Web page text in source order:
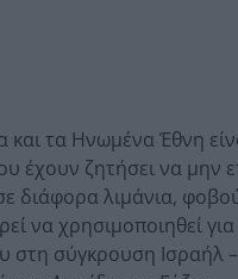
και τα Ηνωμένα Έθνη
έχουν ζητήσει να μην
διάφορα λιμάνια,
να χρησιμοποιηθεί για
στη σύγκρουση Ισραήλ –